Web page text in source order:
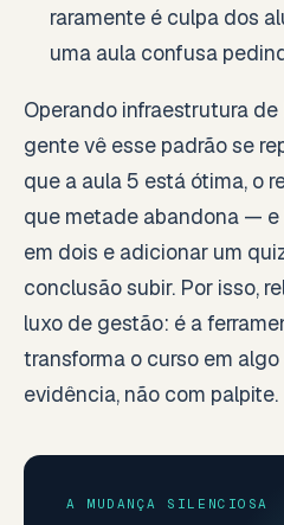
raramente é culpa dos
uma aula confusa
Operando infraestrutura
gente vê esse padrão se
que a aula 5 está ótima, o
que metade abandona —
em dois e adicionar um
conclusão subir. Por isso,
luxo de gestão: é a
transforma o curso em
evidência, não com palpite.
A MUDANÇA SILENCIOSA